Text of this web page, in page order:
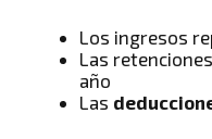
Los ingresos
Las
año
Las